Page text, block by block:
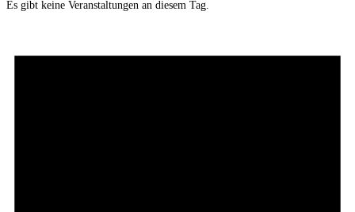
Es gibt keine Veranstaltungen an diesem Tag.